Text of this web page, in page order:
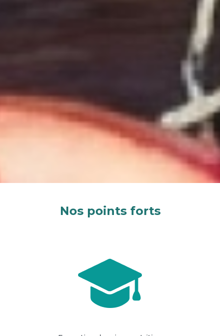
Nos points forts